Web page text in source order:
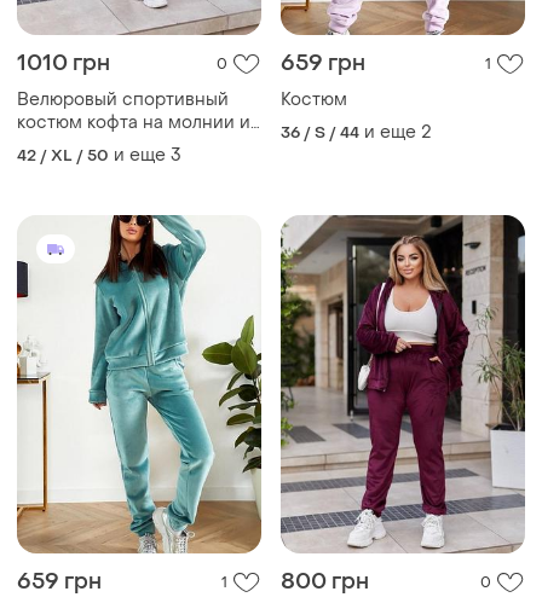
1010 грн 0
Велюровый спортивный
костюм кофта на молнии и
штаны батал большой
размер разные цвета
42 / XL / 50 и еще 3
659 грн 1
Костюм
36 / S / 44 и еще 2
659 грн 1 800 грн 0